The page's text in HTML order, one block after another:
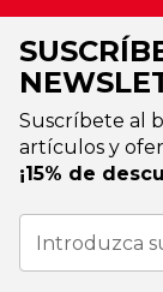
Suscríbete al
artículos y
¡15% de
Inscríbase
nuestro